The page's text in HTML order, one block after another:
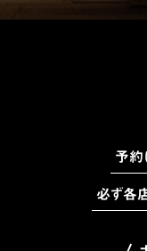
予約
必ず各